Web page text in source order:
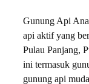
Gunung Api
api aktif yang
Pulau Panjang,
ini termasuk
gunung api